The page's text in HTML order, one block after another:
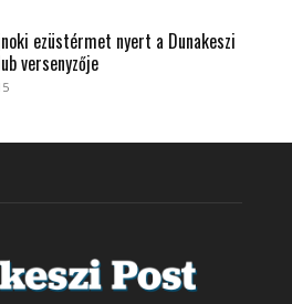
ezüstérmet nyert a Dunakeszi
versenyzője